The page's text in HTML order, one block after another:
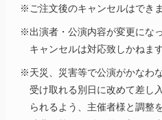
※ご注文後のキャンセルはできま
※出演者・公演内容が変更にな
キャンセルは対応致しかねま
※天災、災害等で公演がかなわ
受け取れる別日に改めて差し
られるよう、主催者様と調整